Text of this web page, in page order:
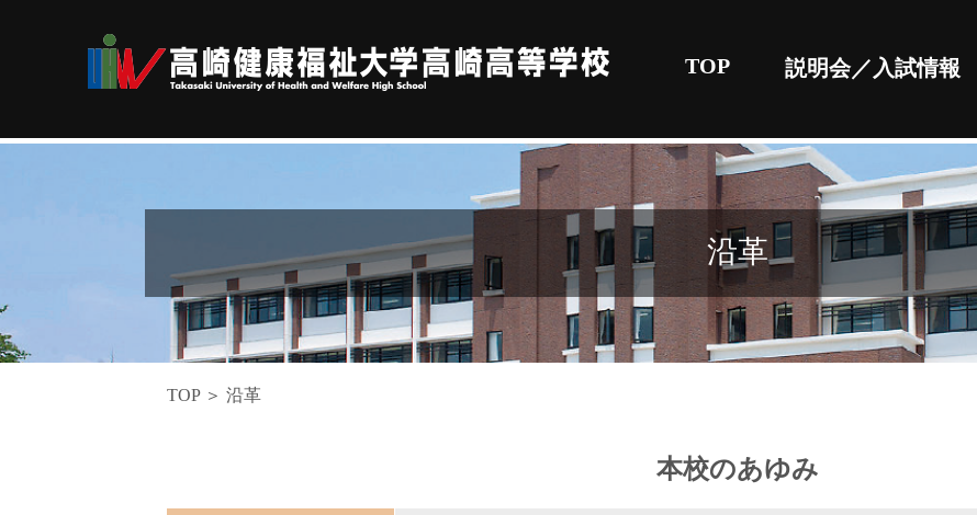
TOP 説明会／入試情報
沿革
TOP ＞ 沿革
本校のあゆみ